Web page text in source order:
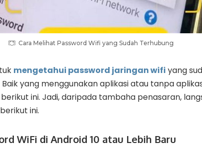
Cara Melihat Password Wifi yang Sudah Terhubung
mengetahui password jaringan wifi yang
yang menggunakan aplikasi atau tanpa
ini. Jadi, daripada tambaha penasaran,
ini.
WiFi di Android 10 atau Lebih Baru